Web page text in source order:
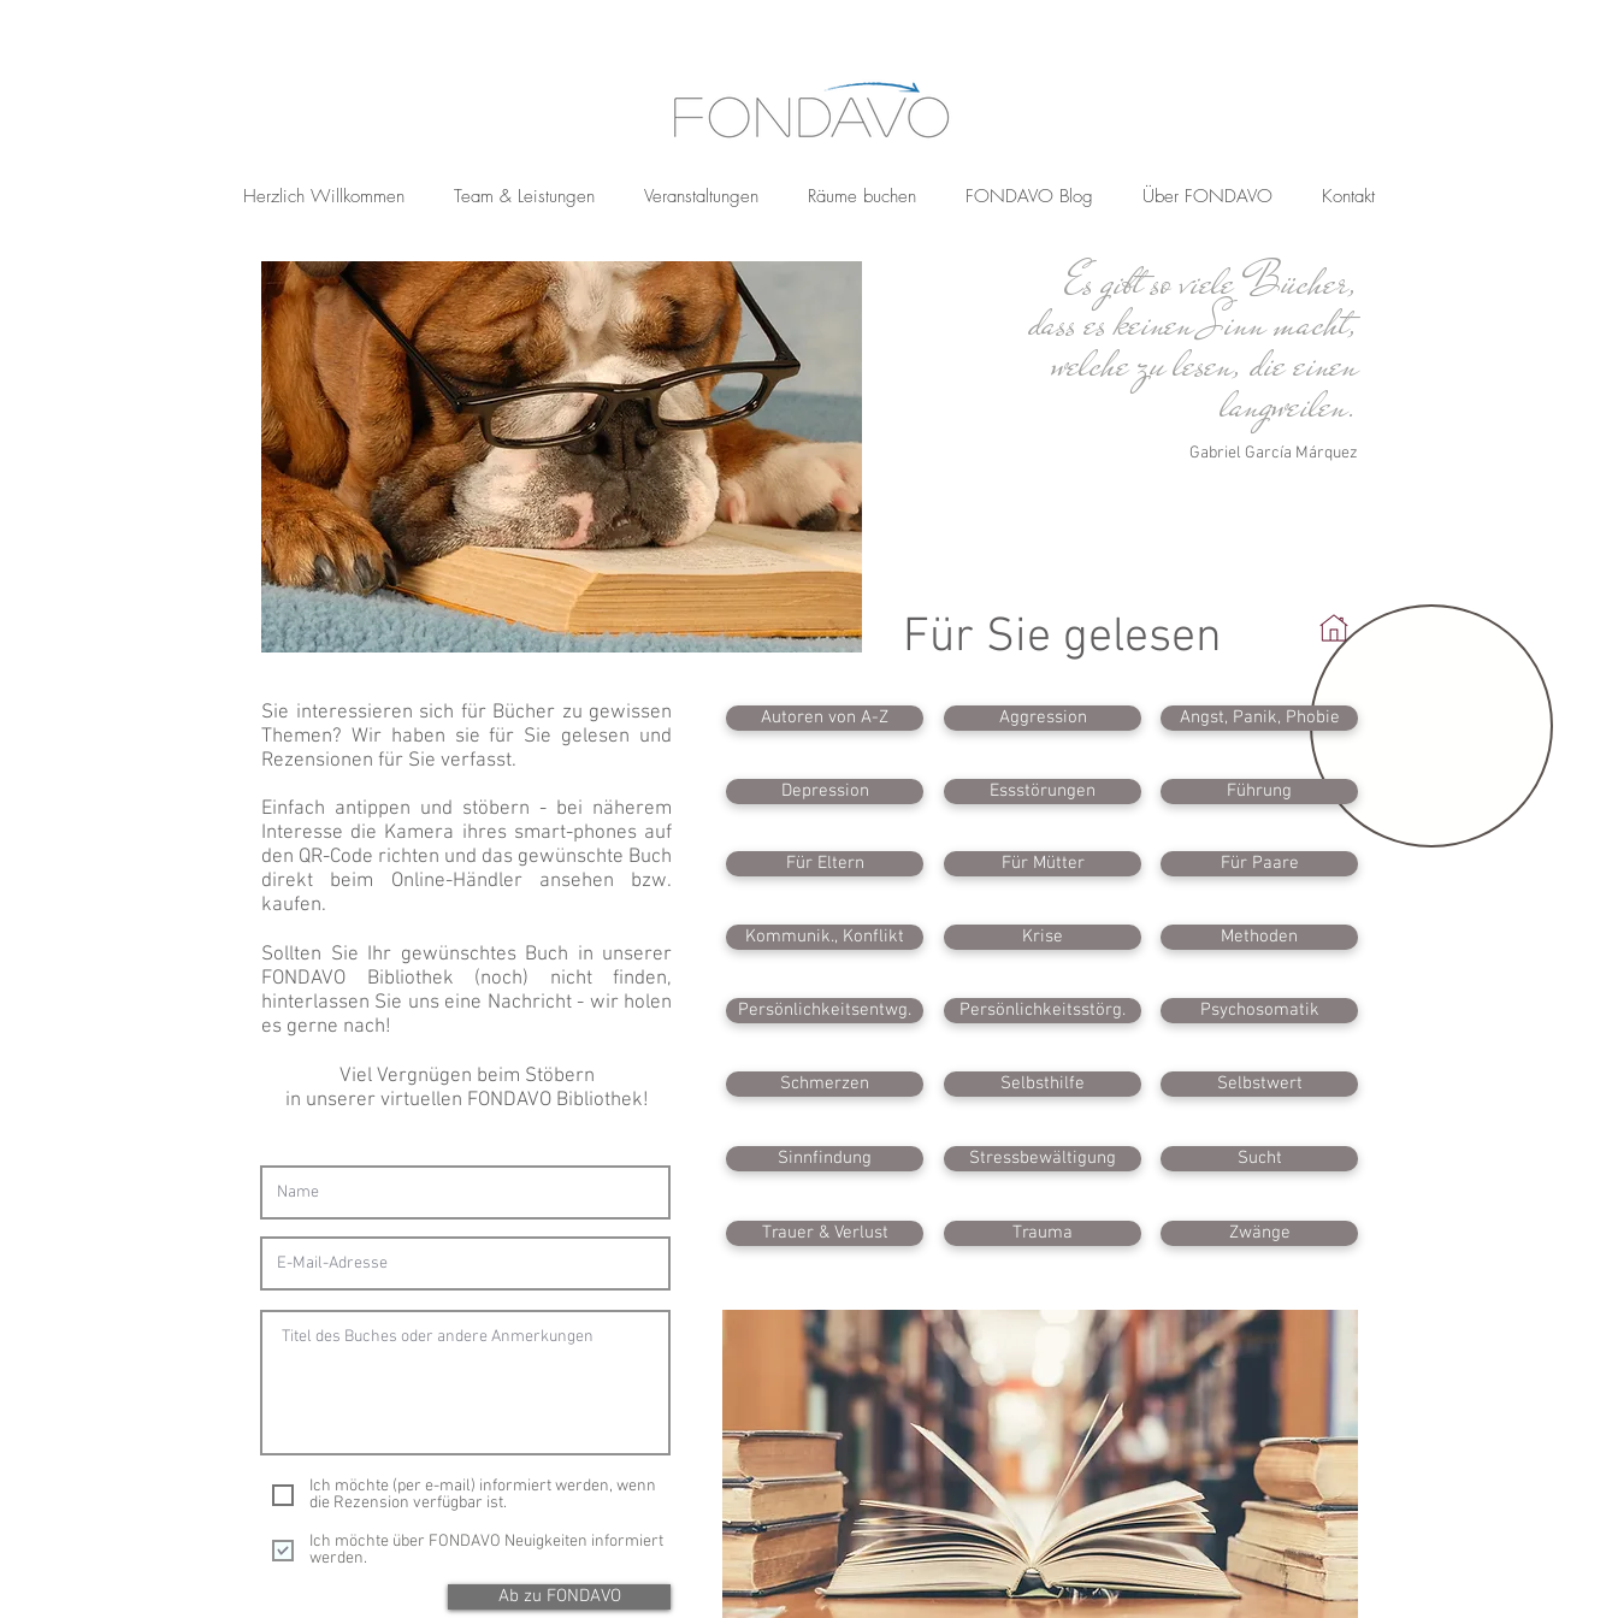
Herzlich Willkommen Team & Leistungen Veranstaltungen Räume buchen FONDAVO Blog Über FONDAVO Kontakt
Es gibt so viele Bücher,
dass es keinen Sinn macht,
welche zu lesen,die einen
langweilen.
Gabriel García Márquez
Für Sie gelesen
Sie interessieren sich für Bücher zu gewissen
Themen? Wir haben sie für Sie gelesen und
Rezensionen für Sie verfasst.
Einfach antippen und stöbern - bei näherem
Interesse die Kamera ihres smart-phones auf
den QR-Code richten und das gewünschte Buch
direkt beim Online-Händler ansehen bzw.
kaufen.
Sollten Sie Ihr gewünschtes Buch in unserer
FONDAVO Bibliothek (noch) nicht finden,
hinterlassen Sie uns eine Nachricht - wir holen
es gerne nach!
Viel Vergnügen beim Stöbern
in unserer virtuellen FONDAVO Bibliothek!
Ich möchte (per e-mail) informiert werden, wenn
die Rezension verfügbar ist.
Ich möchte über FONDAVO Neuigkeiten informiert
werden.
Ab zu FONDAVO
Autoren von A-Z Aggression Angst, Panik, Phobie
Depression Essstörungen Führung
Für Eltern Für Mütter Für Paare
Kommunik., Konflikt Krise Methoden
Persönlichkeitsentwg. Persönlichkeitsstörg. Psychosomatik
Schmerzen Selbsthilfe Selbstwert
Sinnfindung Stressbewältigung Sucht
Trauer & Verlust Trauma Zwänge